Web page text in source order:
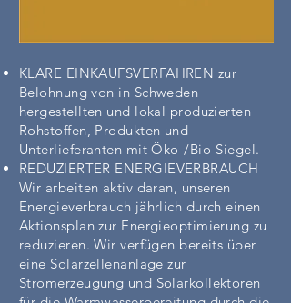
KLARE EINKAUFSVERFAHREN zur
Belohnung von in Schweden
hergestellten und lokal produzierten
Rohstoffen, Produkten und
Unterlieferanten mit Öko-/Bio-Siegel.
REDUZIERTER ENERGIEVERBRAUCH
Wir arbeiten aktiv daran, unseren
Energieverbrauch jährlich durch einen
Aktionsplan zur Energieoptimierung zu
reduzieren. Wir verfügen bereits über
eine Solarzellenanlage zur
Stromerzeugung und Solarkollektoren